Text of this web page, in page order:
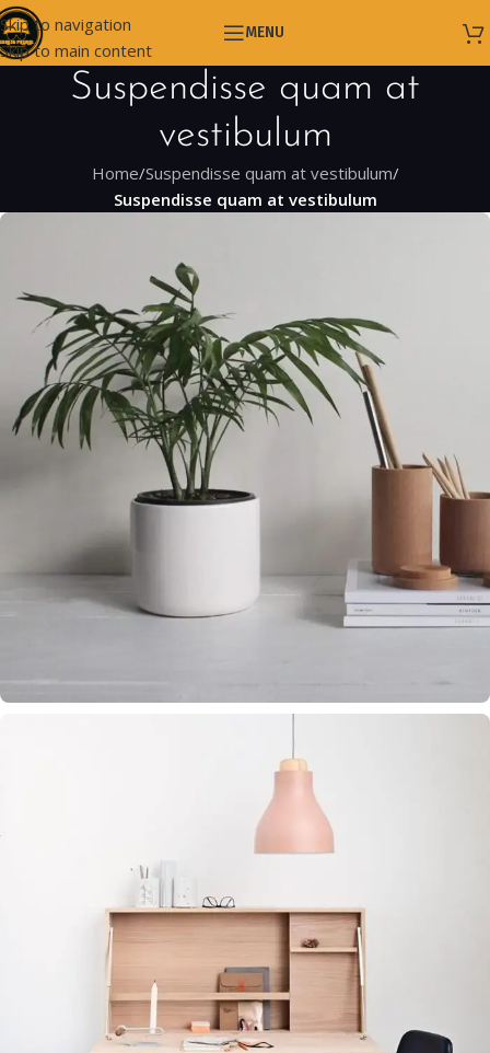
Skip to navigation
Skip to main content
MENU
Suspendisse quam at
vestibulum
Home/Suspendisse quam at vestibulum/
Suspendisse quam at vestibulum